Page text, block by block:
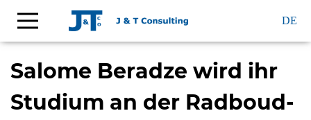
DE
Salome Beradze wird ihr
Studium an der Radboud-